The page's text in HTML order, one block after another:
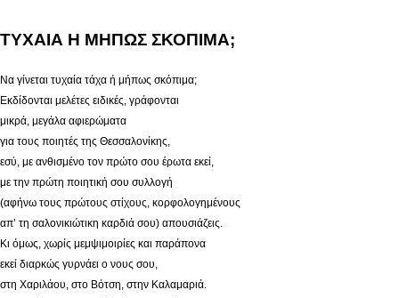
ΤΥΧΑΙΑ Η ΜΗΠΩΣ ΣΚΟΠΙΜΑ;
Να γίνεται τυχαία τάχα ή μήπως σκόπιμα;
Εκδίδονται μελέτες ειδικές, γράφονται
μικρά, μεγάλα αφιερώματα
για τους ποιητές της Θεσσαλονίκης,
εσύ, με ανθισμένο τον πρώτο σου έρωτα εκεί,
με την πρώτη ποιητική σου συλλογή
(αφήνω τους πρώτους στίχους, κορφολογημένους
απ’ τη σαλονικιώτικη καρδιά σου) απουσιάζεις.
Κι όμως, χωρίς μεμψιμοιρίες και παράπονα
εκεί διαρκώς γυρνάει ο νους σου,
στη Χαριλάου, στο Βότση, στην Καλαμαριά.